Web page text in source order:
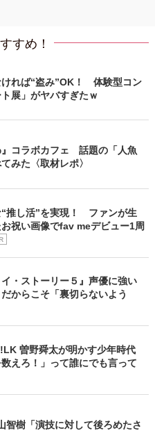
すめ！
ければ“盗み”OK！ 体験型コン
展」がヤバすぎたｗ
』コラボカフェ 話題の「人魚
みた〈取材レポ〉
“推し活”を実現！ ファンが生
祝い画像でfav meデビュー1周
・ストーリー５』声優に強い
からこそ「裏切らないよう
曽野舜太が明かす少年時代
数えろ！」って誰にでも言って
智樹「演技に対して後ろめたさ